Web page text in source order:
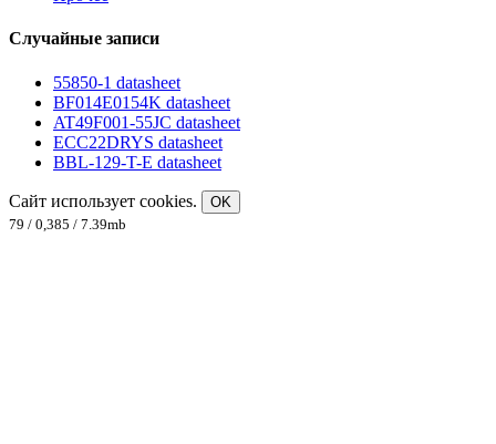
Случайные записи
55850-1 datasheet
BF014E0154K datasheet
AT49F001-55JC datasheet
ECC22DRYS datasheet
BBL-129-T-E datasheet
Сайт использует cookies.
OK
79 / 0,385 / 7.39mb